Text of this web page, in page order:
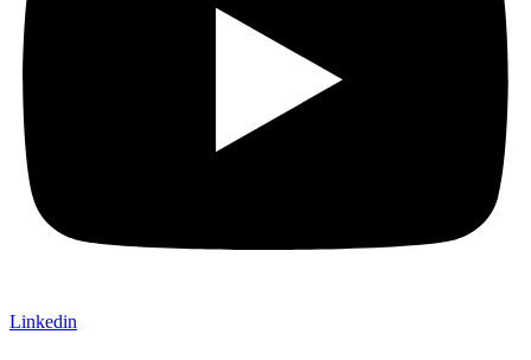
Linkedin